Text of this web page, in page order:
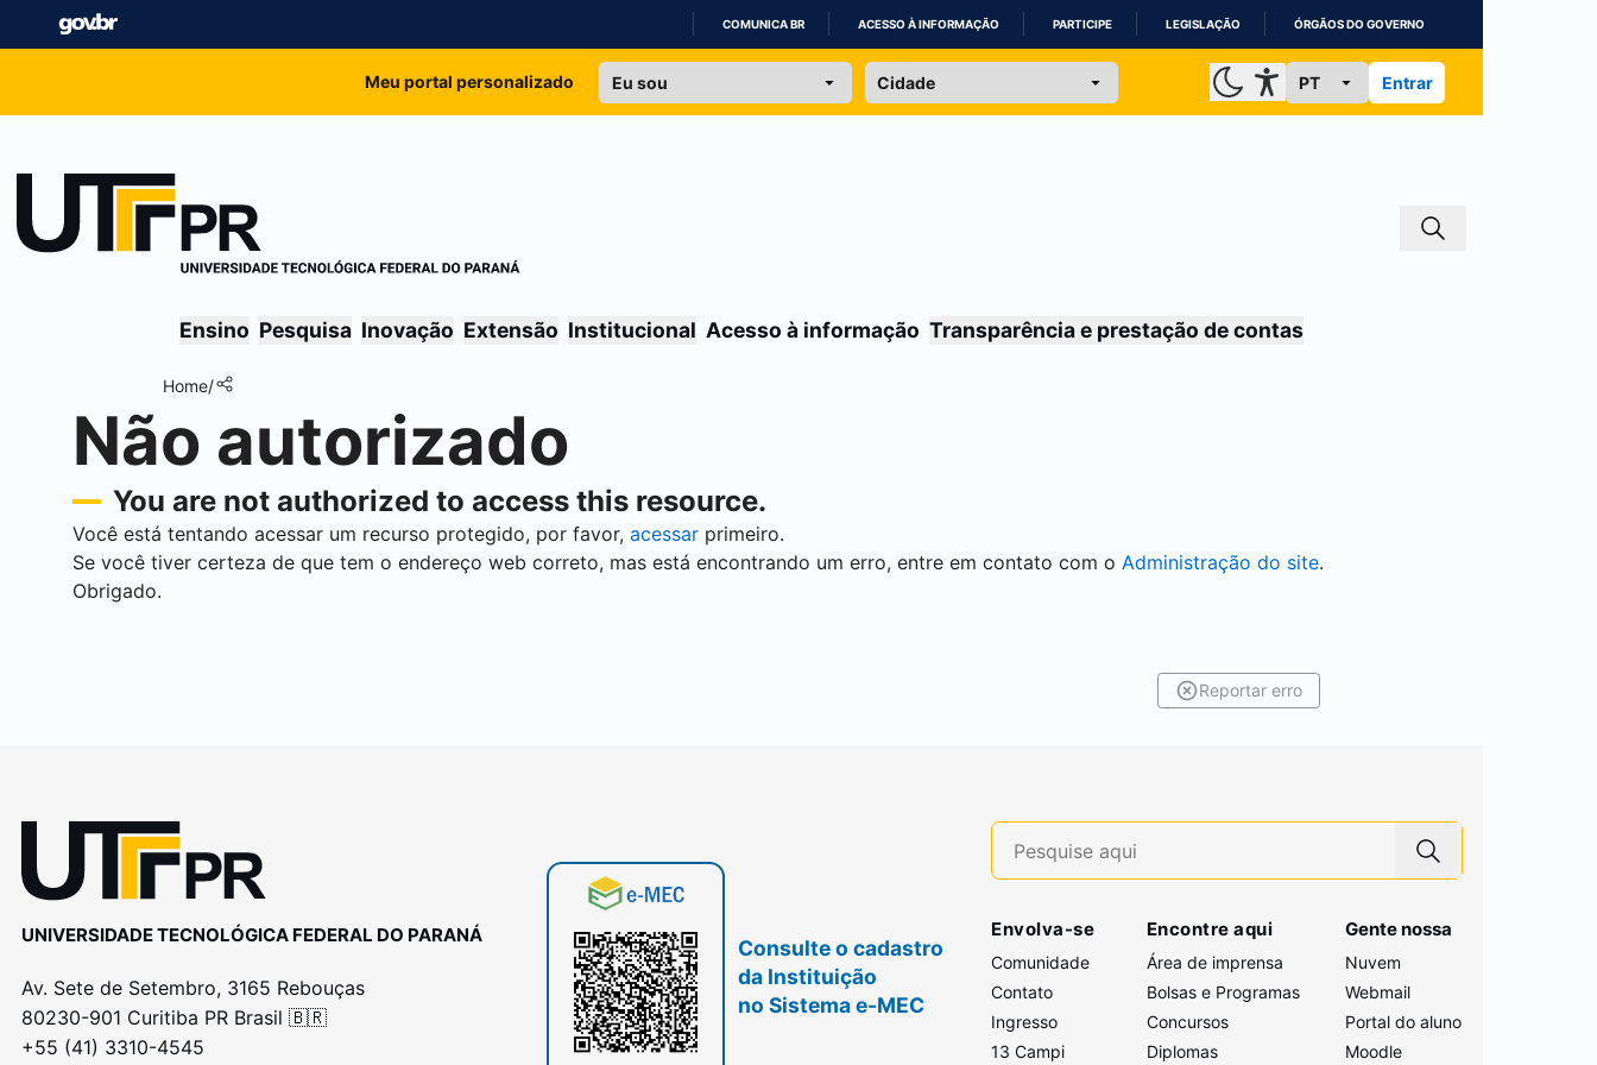
IR
COMUNICA BR ACESSO À INFORMAÇÃO PARTICIPE LEGISLAÇÃO ÓRGÃOS DO GOVERNO
Meu portal personalizado Entrar
Ensino Pesquisa Inovação Extensão Institucional Acesso à informação Transparência e prestação de contas
Home/
Não autorizado
You are not authorized to access this resource.
Você está tentando acessar um recurso protegido, por favor, acessarprimeiro.
Se você tiver certeza de que tem o endereço web correto, mas está encontrando um erro, entre em contato com o Administração do site.
Obrigado.
Reportar erro
UNIVERSIDADE TECNOLÓGICA FEDERAL DO PARANÁ
Av. Sete de Setembro, 3165 Rebouças
80230-901 Curitiba PR Brasil 🇧🇷
+55 (41) 3310-4545
Consulte o cadastro
da Instituição
no Sistema e-MEC
Envolva-se
Comunidade
Contato
Ingresso
13 Campi
Encontre aqui
Área de imprensa
Bolsas e Programas
Concursos
Diplomas
Gente nossa
Nuvem
Webmail
Portal do aluno
Moodle